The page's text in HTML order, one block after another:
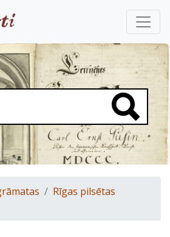
Rīgas pilsētas